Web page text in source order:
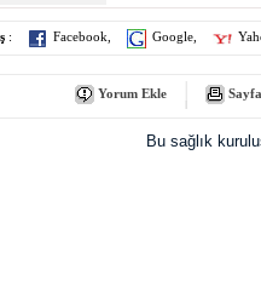
: Facebook Google
Yorum Ekle
Bu sağlık